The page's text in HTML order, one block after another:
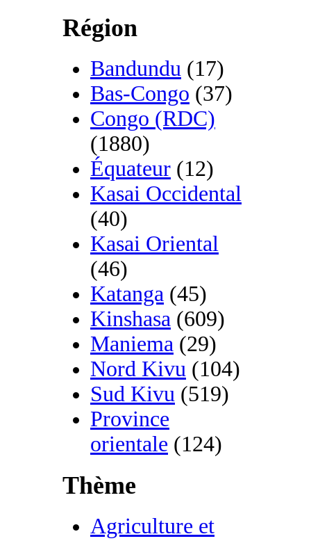
Région
Bandundu (17)
Bas-Congo (37)
Congo (RDC)
(1880)
Équateur (12)
Kasai Occidental
(40)
Kasai Oriental
(46)
Katanga (45)
Kinshasa (609)
Maniema (29)
Nord Kivu (104)
Sud Kivu (519)
Province
orientale (124)
Thème
Agriculture et